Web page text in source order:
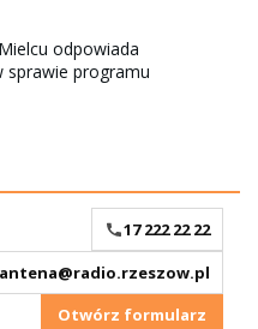
odpowiada
sprawie programu
17 222 22 22
antena@radio.rzeszow.pl
Otwórz formularz